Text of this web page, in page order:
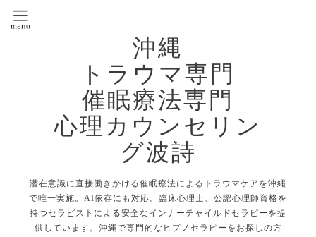
沖縄
トラウマ専門
催眠療法専門
心理カウンセリン
グ波詩
潜在意識に直接働きかける催眠療法によるトラウマケアを沖縄
で唯一実施。AI依存にも対応。臨床心理士、公認心理師資格を
持つセラピストによる安全なインナーチャイルドセラピーを提
供しています。沖縄で専門的なヒプノセラピーをお探しの方